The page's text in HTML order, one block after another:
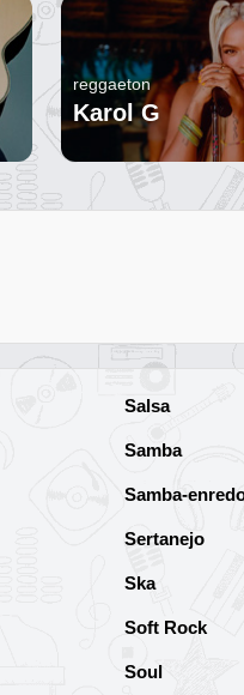
reggaeton
Karol G
Salsa
Samba
Samba-
Sertanejo
Ska
Soft Rock
Soul